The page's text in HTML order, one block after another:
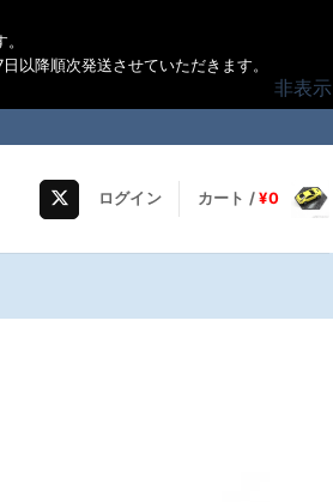
以降順次発送させていただきます。
非表示
ログイン カート /¥0